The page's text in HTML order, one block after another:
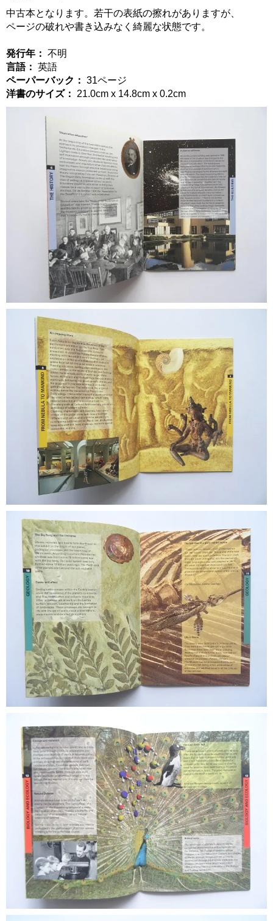
中古本となります。若干の表紙の擦れがありますが、
ページの破れや書き込みなく綺麗な状態です。
発行年： 不明
言語： 英語
ペーパーバック： 31ページ
洋書のサイズ：
21.0cm x 14.8cm x 0.2cm